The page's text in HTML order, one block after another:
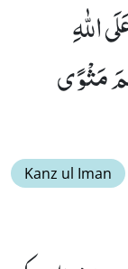
اللّٰهِ
مَثْوًى
Kanz ul Iman